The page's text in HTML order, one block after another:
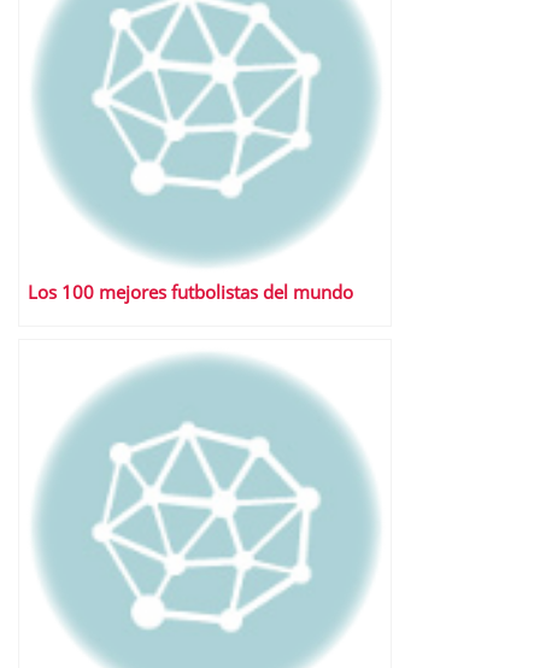
Los 100 mejores futbolistas del mundo